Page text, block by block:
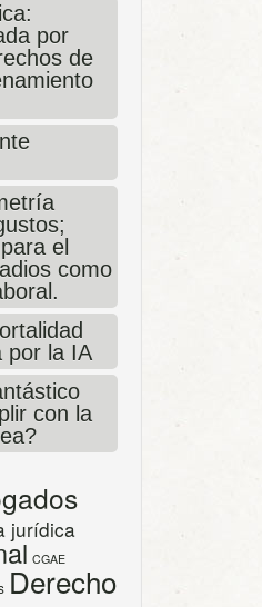
por
de
el
como
por la IA
con la
jurídica
CGAE
Derecho